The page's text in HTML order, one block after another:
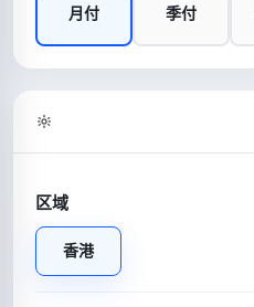
月付 季付
区域
香港